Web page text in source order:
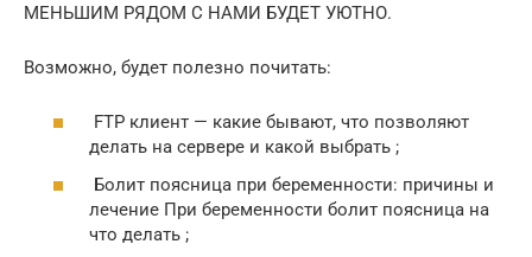
МЕНЬШИМ РЯДОМ С НАМИ БУДЕТ УЮТНО.
Возможно, будет полезно почитать:
FTP клиент — какие бывают, что позволяют
делать на сервере и какой выбрать ;
Болит поясница при беременности: причины и
лечение При беременности болит поясница на
что делать ;